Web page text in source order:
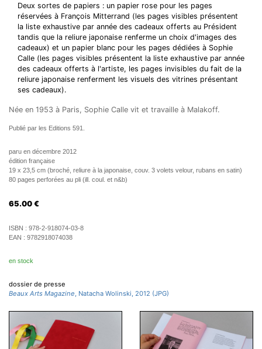
Deux sortes de papiers : un papier rose pour les pages
réservées à François Mitterrand (les pages visibles présentent
la liste exhaustive par année des cadeaux offerts au Président
tandis que la reliure japonaise renferme un choix d'images des
cadeaux) et un papier blanc pour les pages dédiées à Sophie
Calle (les pages visibles présentent la liste exhaustive par année
des cadeaux offerts à l'artiste, les pages invisibles du fait de la
reliure japonaise renferment les visuels des vitrines présentant
ses cadeaux).
Née en 1953 à Paris, Sophie Calle vit et travaille à Malakoff.
Publié par les Editions 591.
paru en décembre 2012
édition française
19 x 23,5 cm (broché, reliure à la japonaise, couv. 3 volets velour, rubans en satin)
80 pages perforées au pli (ill. coul. et n&b)
65.00 €
ISBN : 978-2-918074-03-8
EAN : 9782918074038
en stock
dossier de presse
Beaux Arts Magazine, Natacha Wolinski, 2012 (JPG)